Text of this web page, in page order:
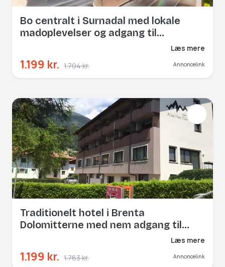
Bo centralt i Surnadal med lokale
madoplevelser og adgang til
Læs mere
1.199 kr. 1.704 kr. Annoncelink
Traditionelt hotel i Brenta
Dolomitterne med nem adgang til
Læs mere
1.199 kr. 1.763 kr. Annoncelink